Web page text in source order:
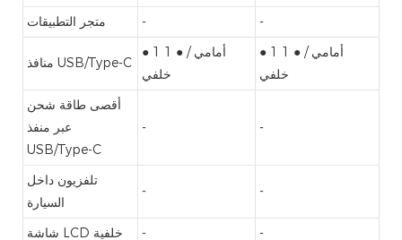
متجر التطبيقات - -
منافذ USB/Type-C
● 1 أمامي / ● 1
خلفي
● 1 أمامي / ● 1
خلفي
أقصى طاقة شحن
عبر منفذ
USB/Type-C
- -
تلفزيون داخل
السيارة
- -
شاشة LCD خلفية -
-